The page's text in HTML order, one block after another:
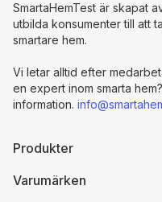
Produkter
Varumärken
SmartaHemTest är skapat
utbilda konsumenter till att
smartare hem.
Vi letar alltid efter
en expert inom smarta
information.